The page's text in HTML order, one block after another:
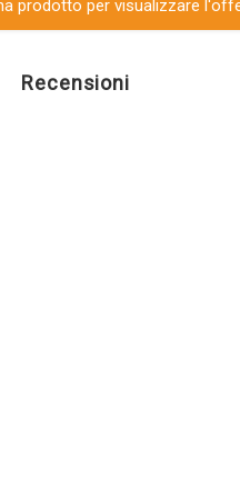
prodotto per visualizzare
Recensioni